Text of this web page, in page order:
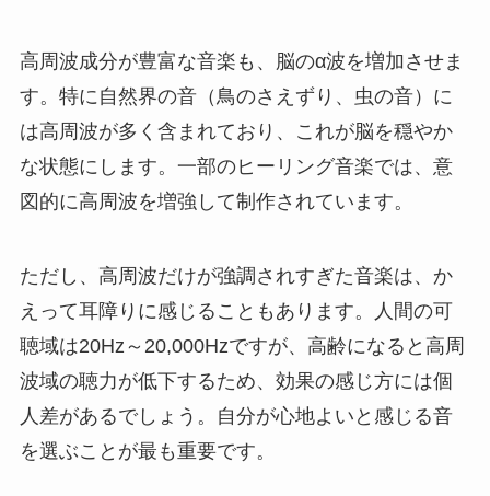
高周波成分が豊富な音楽も、脳のα波を増加させま
す。特に自然界の音（鳥のさえずり、虫の音）に
は高周波が多く含まれており、これが脳を穏やか
な状態にします。一部のヒーリング音楽では、意
図的に高周波を増強して制作されています。
ただし、高周波だけが強調されすぎた音楽は、か
えって耳障りに感じることもあります。人間の可
聴域は20Hz～20,000Hzですが、高齢になると高周
波域の聴力が低下するため、効果の感じ方には個
人差があるでしょう。自分が心地よいと感じる音
を選ぶことが最も重要です。